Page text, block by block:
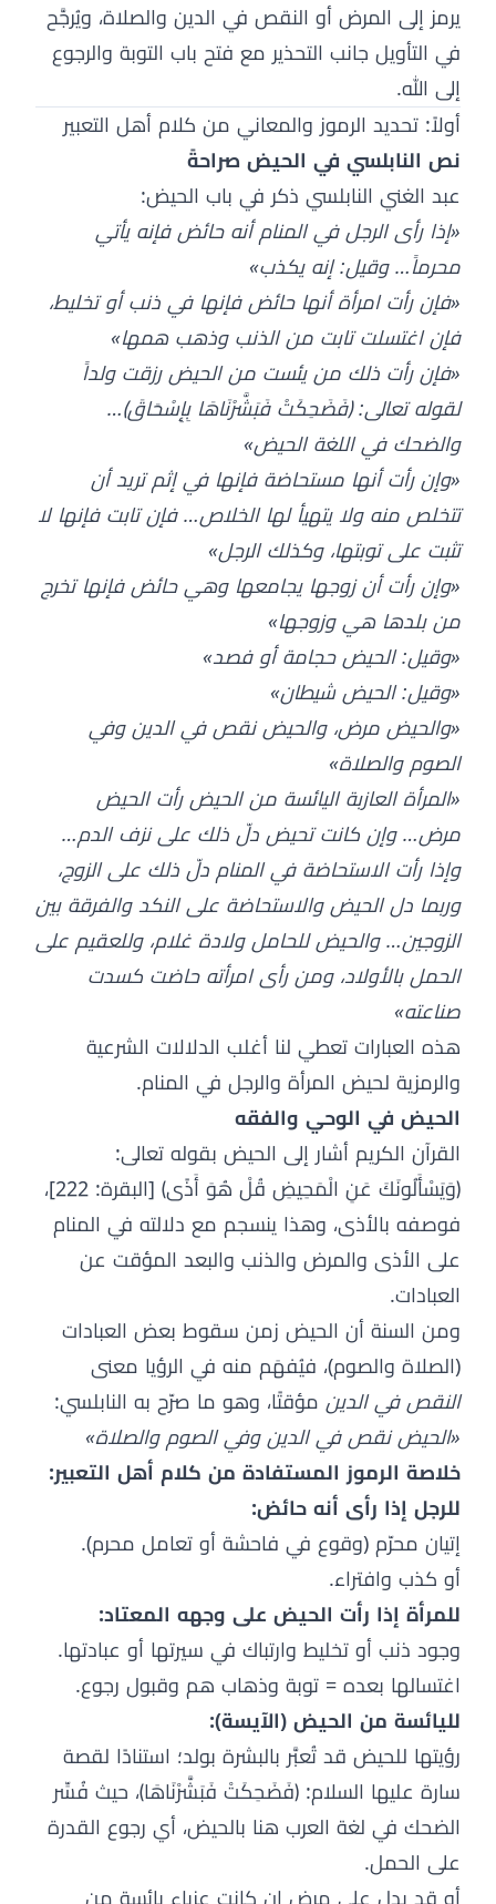
يرمز إلى المرض أو النقص في الدين والصلاة، ويُرجَّح
في التأويل جانب التحذير مع فتح باب التوبة والرجوع
إلى الله.
أولاً: تحديد الرموز والمعاني من كلام أهل التعبير
نص النابلسي في الحيض صراحةً
عبد الغني النابلسي ذكر في باب الحيض:
«إذا رأى الرجل في المنام أنه حائض فإنه يأتي
محرماً… وقيل: إنه يكذب»
«فإن رأت امرأة أنها حائض فإنها في ذنب أو تخليط،
فإن اغتسلت تابت من الذنب وذهب همها»
«فإن رأت ذلك من يئست من الحيض رزقت ولداً
لقوله تعالى: ﴿فَضَحِكَتْ فَبَشَّرْنَاهَا بِإِسْحَاقَ﴾…
والضحك في اللغة الحيض»
«وإن رأت أنها مستحاضة فإنها في إثم تريد أن
تتخلص منه ولا يتهيأ لها الخلاص… فإن تابت فإنها لا
تثبت على توبتها، وكذلك الرجل»
«وإن رأت أن زوجها يجامعها وهي حائض فإنها تخرج
من بلدها هي وزوجها»
«وقيل: الحيض حجامة أو فصد»
«وقيل: الحيض شيطان»
«والحيض مرض، والحيض نقص في الدين وفي
الصوم والصلاة»
«المرأة العازبة اليائسة من الحيض رأت الحيض
مرض… وإن كانت تحيض دلّ ذلك على نزف الدم…
وإذا رأت الاستحاضة في المنام دلّ ذلك على الزوج،
وربما دل الحيض والاستحاضة على النكد والفرقة بين
الزوجين… والحيض للحامل ولادة غلام، وللعقيم على
الحمل بالأولاد، ومن رأى امرأته حاضت كسدت
صناعته»
هذه العبارات تعطي لنا أغلب الدلالات الشرعية
والرمزية لحيض المرأة والرجل في المنام.
الحيض في الوحي والفقه
القرآن الكريم أشار إلى الحيض بقوله تعالى:
﴿وَيَسْأَلُونَكَ عَنِ الْمَحِيضِ قُلْ هُوَ أَذًى﴾ [البقرة: 222]،
فوصفه بالأذى، وهذا ينسجم مع دلالته في المنام
على الأذى والمرض والذنب والبعد المؤقت عن
العبادات.
ومن السنة أن الحيض زمن سقوط بعض العبادات
(الصلاة والصوم)، فيُفهَم منه في الرؤيا معنى
النقص في الدين مؤقتًا، وهو ما صرّح به النابلسي:
«الحيض نقص في الدين وفي الصوم والصلاة»
خلاصة الرموز المستفادة من كلام أهل التعبير:
للرجل إذا رأى أنه حائض:
إتيان محرّم (وقوع في فاحشة أو تعامل محرم).
أو كذب وافتراء.
للمرأة إذا رأت الحيض على وجهه المعتاد:
وجود ذنب أو تخليط وارتباك في سيرتها أو عبادتها.
اغتسالها بعده = توبة وذهاب هم وقبول رجوع.
لليائسة من الحيض (الآيسة):
رؤيتها للحيض قد تُعبَّر بالبشرة بولد؛ استنادًا لقصة
سارة عليها السلام: ﴿فَضَحِكَتْ فَبَشَّرْنَاهَا﴾، حيث فُسِّر
الضحك في لغة العرب هنا بالحيض، أي رجوع القدرة
على الحمل.